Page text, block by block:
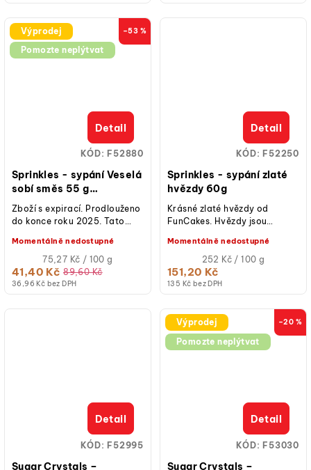
Výprodej
Pomozte neplýtvat
–53 %
Sprinkles - sypání Veselá
sobí směs 55 g
(expirace)
36,96 Kč bez DPH
41,40 Kč 89,60 Kč
Měrná
cena:
75,27 Kč / 100 g
Momentálně nedostupné
Detail
Zboží s expirací. Prodlouženo
do konce roku 2025. Tato
FunCakes je ideální k
ozdobení vašich...
KÓD: F52880
Sprinkles - sypání zlaté
hvězdy 60g
135 Kč bez DPH
151,20 Kč
Měrná
cena:
252 Kč / 100 g
Momentálně nedostupné
Detail
Krásné zlaté hvězdy od
FunCakes. Hvězdy jsou
koláčů. Zlatá barva je ideální
pro Vánoce a...
KÓD: F52250
Sugar Crystals –
Detail
KÓD: F52995
Výprodej
Pomozte neplýtvat
–20 %
Sugar Crystals –
Detail
KÓD: F53030